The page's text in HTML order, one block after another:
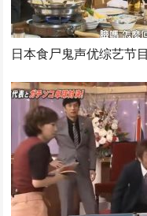
日本食尸鬼声优综艺节